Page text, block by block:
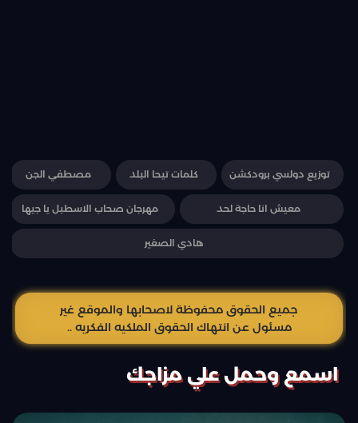
توزيع دولسي برودكشن كلمات تيحا البلد مصطفي الجن
معيش انا حاجة لحد مهرجان صحاب الاسطبل يا جيها
هادي الصغير
جميع الحقوق محفوظة لاصحابها والموقع غير
مسئول عن انتهاك الحقوق الملكيه الفكريه ..
اسمع وحمل علي مزاجك